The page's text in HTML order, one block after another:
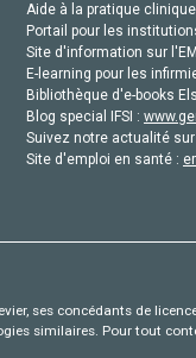
Aide à la pratique
Portail pour les
Site d'information sur
E-learning pour les
Bibliothèque d'e-books
Blog special IFSI :
Suivez notre actualité
Site d'emploi en santé :
ses concédants de
similaires. Pour tout